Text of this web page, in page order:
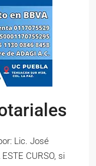
Lic. José
CURSO, si